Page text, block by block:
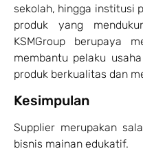
sekolah, hingga institusi
produk yang
KSMGroup berupaya
membantu pelaku
produk berkualitas dan
Kesimpulan
Supplier merupakan
bisnis mainan edukatif.